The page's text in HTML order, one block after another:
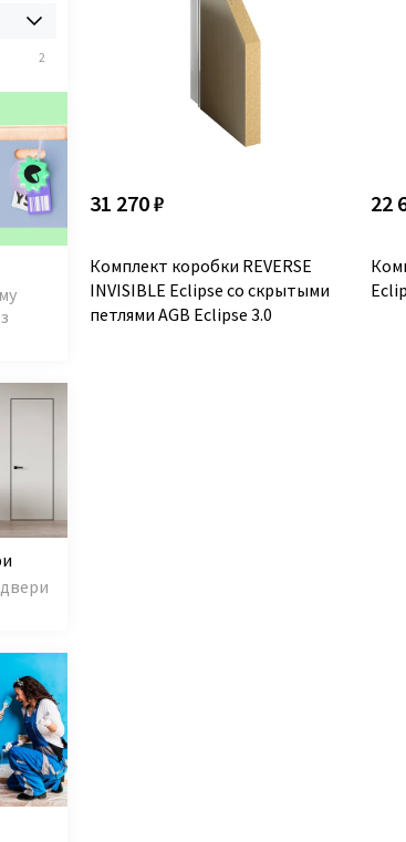
31 270 ₽
Комплект коробки REVERSE
INVISIBLE Eclipse со скрытыми
петлями AGB Eclipse 3.0
22
2